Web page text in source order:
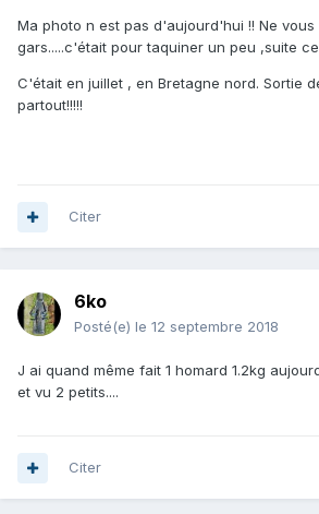
Ma photo n est pas d'aujourd'hui !! Ne vous
gars.....c'était pour taquiner un peu ,suite
C'était en juillet , en Bretagne nord. Sortie
partout!!!!!
Citer
6ko
Posté(e) le 12 septembre 2018
J ai quand même fait 1 homard 1.2kg
et vu 2 petits....
Citer